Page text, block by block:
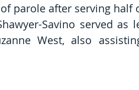
parole after serving half
Savino served
West, also